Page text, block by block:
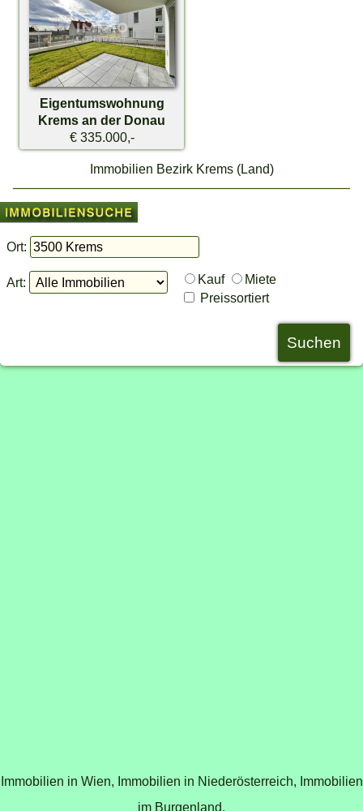
Eigentumswohnung
Krems an der Donau
€ 335.000,-
Immobilien Bezirk Krems (Land)
Ort:
Art: Kauf
Miete
Preissortiert
Immobilien in Wien, Immobilien in Niederösterreich, Immobilien
im Burgenland,